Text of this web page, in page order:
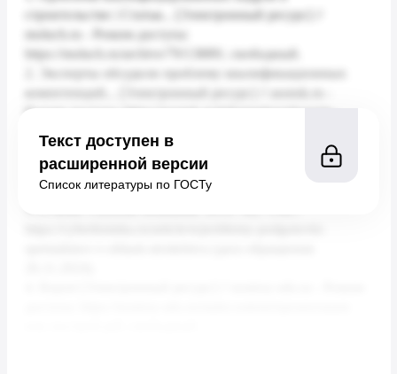
Текст доступен в
расширенной версии
Список литературы по ГОСТу